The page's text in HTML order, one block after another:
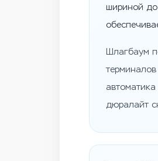
шириной до
Шлагбаум
дюралайт